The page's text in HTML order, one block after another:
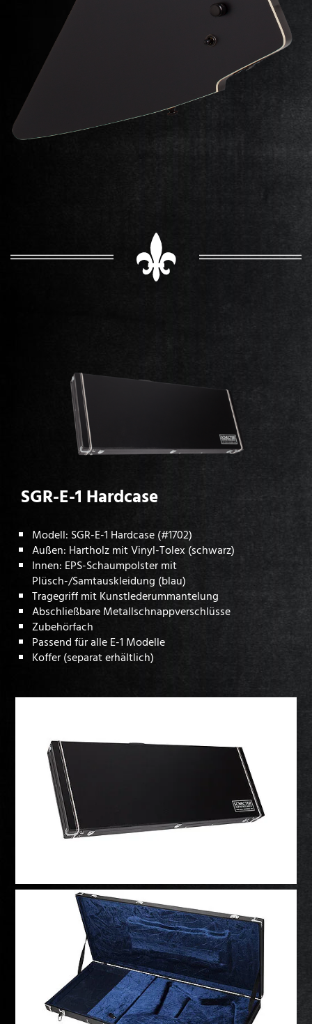
SGR-E-1 Hardcase
Modell: SGR-E-1 Hardcase (#1702)
Außen: Hartholz mit Vinyl-Tolex (schwarz)
Innen: EPS-Schaumpolster mit
Plüsch-/Samtauskleidung (blau)
Tragegriff mit Kunstlederummantelung
Abschließbare Metallschnappverschlüsse
Zubehörfach
Passend für alle E-1 Modelle
Koffer (separat erhältlich)